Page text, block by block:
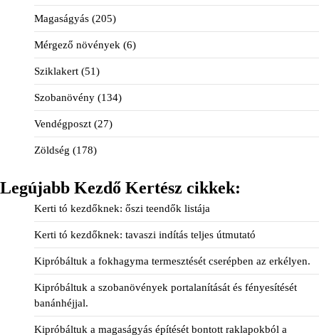
Magaságyás (205)
Mérgező növények (6)
Sziklakert (51)
Szobanövény (134)
Vendégposzt (27)
Zöldség (178)
Legújabb Kezdő Kertész cikkek:
Kerti tó kezdőknek: őszi teendők listája
Kerti tó kezdőknek: tavaszi indítás teljes útmutató
Kipróbáltuk a fokhagyma termesztését cserépben az erkélyen.
Kipróbáltuk a szobanövények portalanítását és fényesítését
banánhéjjal.
Kipróbáltuk a magaságyás építését bontott raklapokból a